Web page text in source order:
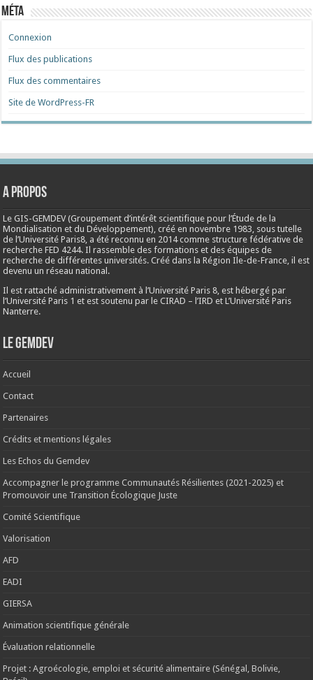
Méta
Connexion
Flux des publications
Flux des commentaires
Site de WordPress-FR
A propos
Le GIS-GEMDEV (Groupement d’intérêt scientifique pour l’Étude de la
Mondialisation et du Développement), créé ennovembre 1983, sous tutelle
de l’Université Paris8, a été reconnu en 2014 comme structure fédérative de
recherche FED 4244. Il rassemble des formations et des équipes de
recherche de différentes universités. Créé dans la Région Ile-de-France, il est
devenu un réseau national.
Il est rattaché administrativement à l’Université Paris 8, est hébergé par
l’Université Paris 1 et est soutenu par le CIRAD – l’IRD et L’Université Paris
Nanterre.
Le Gemdev
Accueil
Contact
Partenaires
Crédits et mentions légales
Les Echos du Gemdev
Accompagner le programme Communautés Résilientes (2021-2025) et
Promouvoir une Transition Écologique Juste
Comité Scientifique
Valorisation
AFD
EADI
GIERSA
Animation scientifique générale
Évaluation relationnelle
Projet : Agroécologie, emploi et sécurité alimentaire (Sénégal, Bolivie,